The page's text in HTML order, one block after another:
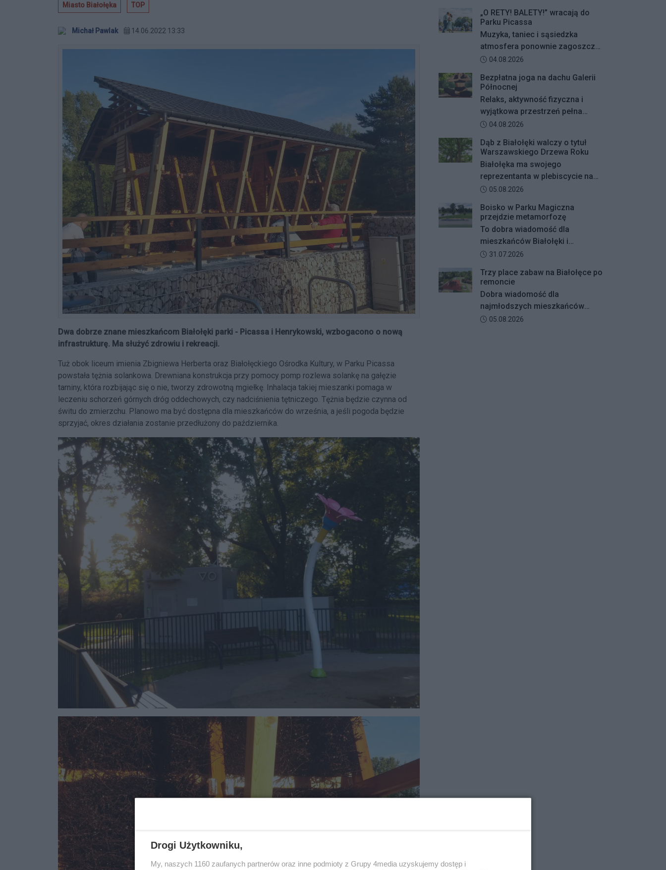
Miasto Białołęka TOP
Michał Pawlak 14.06.2022 13:33
Dwa dobrze znane mieszkańcom Białołęki parki - Picassa i Henrykowski, wzbogacono o nową
infrastrukturę. Ma służyć zdrowiu i rekreacji.
Tuż obok liceum imienia Zbigniewa Herberta oraz Białołęckiego Ośrodka Kultury, w Parku Picassa
powstała tężnia solankowa. Drewniana konstrukcja przy pomocy pomp rozlewa solankę na gałęzie
tarniny, która rozbijając się o nie, tworzy zdrowotną mgiełkę. Inhalacja takiej mieszanki pomaga w
leczeniu schorzeń górnych dróg oddechowych, czy nadciśnienia tętniczego. Tężnia będzie czynna od
świtu do zmierzchu. Planowo ma być dostępna dla mieszkańców do września, a jeśli pogoda będzie
sprzyjać, okres działania zostanie przedłużony do października.
„O RETY! BALETY!” wracają do
Parku Picassa
Muzyka, taniec i sąsiedzka
atmosfera ponownie zagoszczą
w Parku Picassa. Już 7 sierpnia
plenerowych potańcówek „O
RETY! BALETY!
Data dodania artykułu:
04.08.2026
Bezpłatna joga na dachu Galerii
Północnej
Relaks, aktywność fizyczna i
wyjątkowa przestrzeń pełna
zieleni – Galeria Północna wraz z
zapraszają mieszkańców na
bezpłatne zajęcia jogi.
Data dodania artykułu:
04.08.2026
Dąb z Białołęki walczy o tytuł
Warszawskiego Drzewa Roku
Białołęka ma swojego
reprezentanta w plebiscycie na
Warszawskie Drzewo Roku. Do
zakwalifikował się okazały dąb
szypułkowy rosnący przy ul.
zadecydują głosy mieszkańców.
Data dodania artykułu:
05.08.2026
Boisko w Parku Magiczna
przejdzie metamorfozę
To dobra wiadomość dla
mieszkańców Białołęki i
miłośników aktywnego
wielofunkcyjne w Parku Magiczna
Data dodania artykułu:
31.07.2026
Trzy place zabaw na Białołęce po
remoncie
Dobra wiadomość dla
najmłodszych mieszkańców
Białołęki i ich rodziców.
Data dodania artykułu:
05.08.2026
Drogi Użytkowniku,
My, naszych 1160 zaufanych partnerów oraz inne podmioty z Grupy 4media uzyskujemy dostęp i